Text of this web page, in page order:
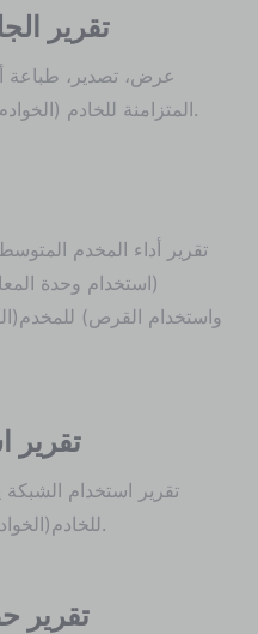
تقرير
عرض، تصدير، طباعة
المتزامنة للخادم (الخوادم) المحددة وفترة زمنية.
تقرير أداء المخدم
(استخدام وحدة
واستخدام القرص)
تقرير
تقرير استخدام
للخادم(الخوادم) المحدد وفترة زمنية.
تقرير